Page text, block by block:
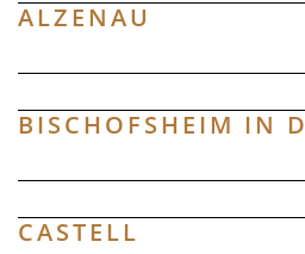
ALZENAU
BISCHOFSHEIM IN
CASTELL